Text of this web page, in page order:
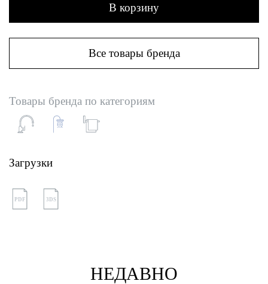
В корзину
Все товары бренда
Товары бренда по категориям
Загрузки
PDF 3DS
НЕДАВНО